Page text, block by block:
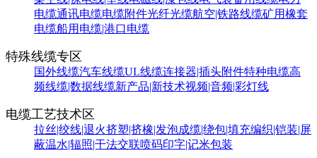
电缆通讯电缆电缆附件光纤光缆航空|铁路线缆矿用橡套
电缆船用电缆|港口电缆
特殊线缆专区
国外线缆汽车线缆UL线缆连接器|插头附件特种电缆高
频线缆|数据线缆新产品|新技术视频|音频|彩灯线
电缆工艺技术区
拉丝|绞线|退火挤塑|挤橡|发泡成缆|绕包|填充编织|铠装|屏
蔽温水|辐照|干法交联喷码印字|记米包装